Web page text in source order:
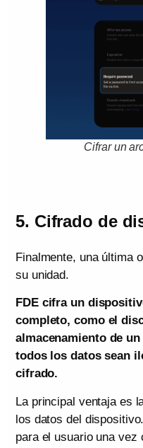
Cifrar un
5. Cifrado de
Finalmente, una última
su unidad.
FDE cifra un
completo, como el
almacenamiento de
todos los datos sean
cifrado.
La principal ventaja es
los datos del
para el usuario una vez